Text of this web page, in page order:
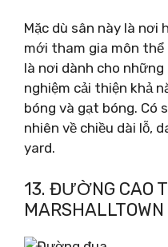
Mặc dù sân này là nơi
mới tham gia môn
là nơi dành cho
nghiệm cải thiện khả
bóng và gạt bóng. Có
nhiên về chiều dài lỗ,
yard.
13. ĐƯỜNG CAO
MARSHALLTOWN